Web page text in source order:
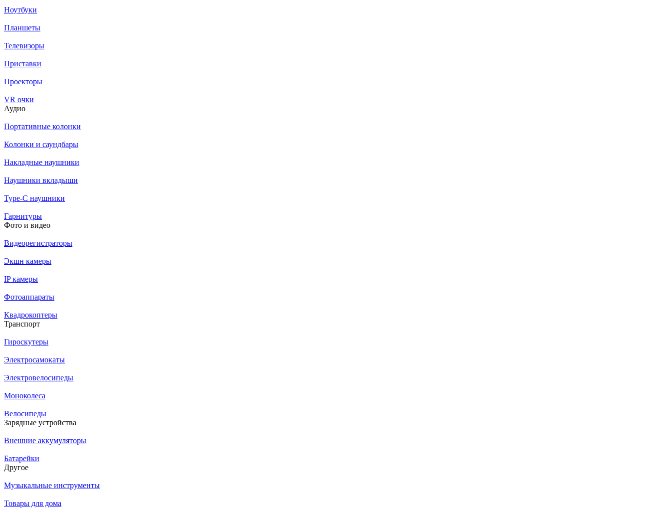
Ноутбуки
Планшеты
Телевизоры
Приставки
Проекторы
VR очки
Аудио
Портативные колонки
Колонки и саундбары
Накладные наушники
Наушники вкладыши
Type-C наушники
Гарнитуры
Фото и видео
Видеорегистраторы
Экшн камеры
IP камеры
Фотоаппараты
Квадрокоптеры
Транспорт
Гироскутеры
Электросамокаты
Электровелосипеды
Моноколеса
Велосипеды
Зарядные устройства
Внешние аккумуляторы
Батарейки
Другое
Музыкальные инструменты
Товары для дома